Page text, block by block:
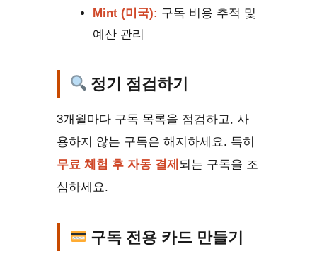
Mint (미국): 구독 비용 추적 및
예산 관리
정기 점검하기
3개월마다 구독 목록을 점검하고, 사
용하지 않는 구독은 해지하세요. 특히
무료 체험 후 자동 결제 되는 구독을 조
심하세요.
구독 전용 카드 만들기